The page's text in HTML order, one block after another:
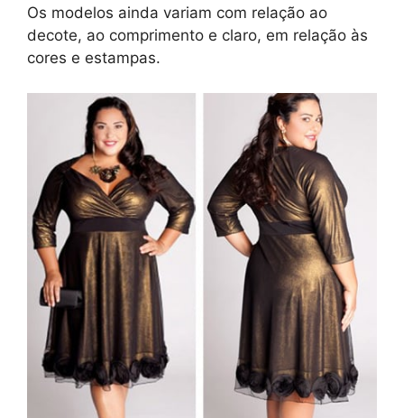
Os modelos ainda variam com relação ao
decote, ao comprimento e claro, em relação às
cores e estampas.